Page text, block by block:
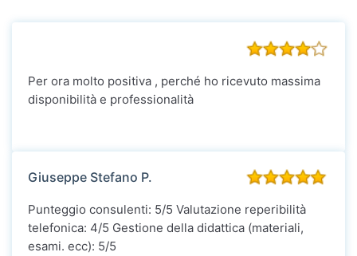
Per ora molto positiva , perché ho ricevuto massima
disponibilità e professionalità
Giuseppe Stefano P.
Punteggio consulenti: 5/5 Valutazione reperibilità
telefonica: 4/5 Gestione della didattica (materiali,
esami. ecc): 5/5